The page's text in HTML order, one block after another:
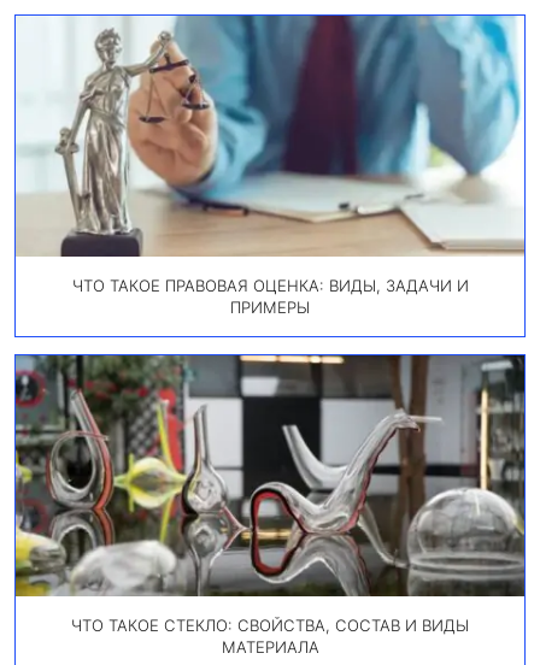
ЧТО ТАКОЕ ПРАВОВАЯ ОЦЕНКА: ВИДЫ, ЗАДАЧИ И
ПРИМЕРЫ
ЧТО ТАКОЕ СТЕКЛО: СВОЙСТВА, СОСТАВ И ВИДЫ
МАТЕРИАЛА